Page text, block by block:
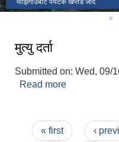
Judge को स्वागत
माझिगाउबाट पर्यटक खप्तड जादै
पालिकाका केही जनप्रतिनिधी ,
मुत्यु दर्ता
Submitted on: Wed, 09/
Read more
Pages
« first ‹